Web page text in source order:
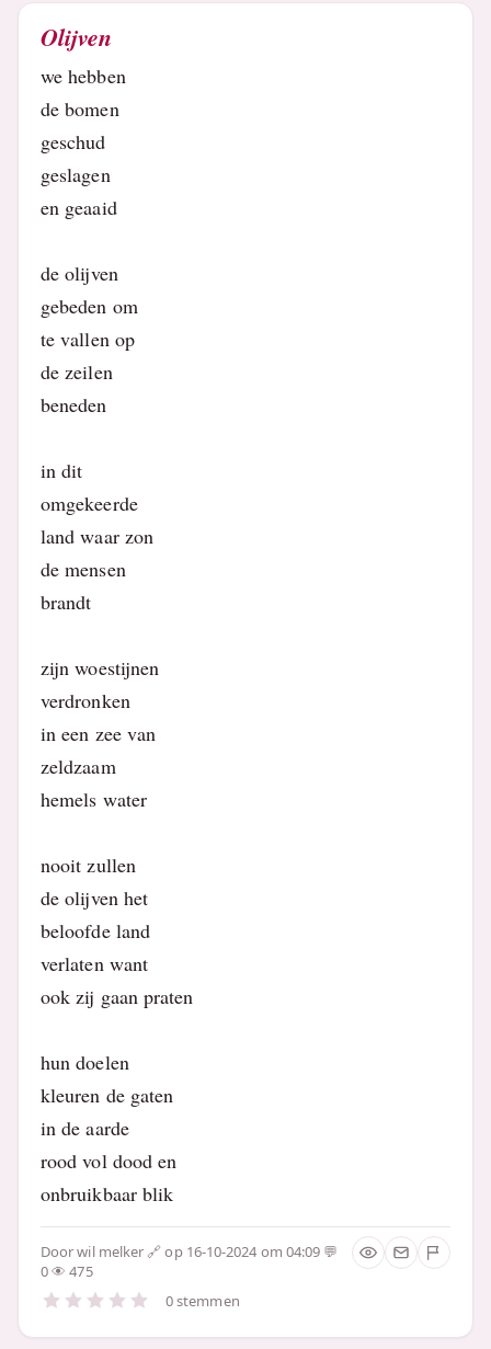
Olijven
we hebben
de bomen
geschud
geslagen
en geaaid
de olijven
gebeden om
te vallen op
de zeilen
beneden
in dit
omgekeerde
land waar zon
de mensen
brandt
zijn woestijnen
verdronken
in een zee van
zeldzaam
hemels water
nooit zullen
de olijven het
beloofde land
verlaten want
ook zij gaan praten
hun doelen
kleuren de gaten
in de aarde
rood vol dood en
onbruikbaar blik
Doorwil melker
op 16-10-2024 om 04:09
0
475
0 stemmen